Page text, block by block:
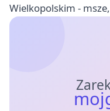
Wielkopolskim -